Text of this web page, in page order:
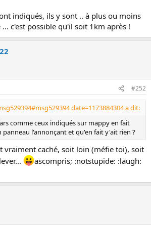
indiqués, ils y sont .. à plus ou moins
c'est possible qu'il soit 1km après !
#252
date=1173884304 a dit:
comme ceux indiqués sur mappy en fait
panneau l'annonçant et qu'en fait y'ait rien ?
vraiment caché, soit loin (méfie toi), soit
ascompris; :notstupide: :laugh: